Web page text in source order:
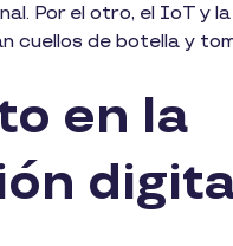
Por el otro, el IoT y
cuellos de botella y
en la